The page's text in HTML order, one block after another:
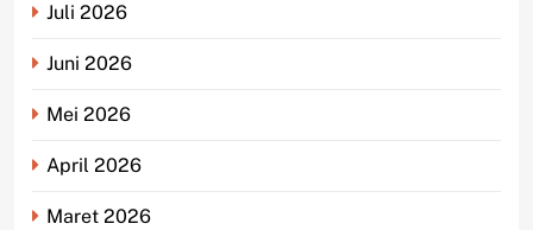
Juli 2026
Juni 2026
Mei 2026
April 2026
Maret 2026